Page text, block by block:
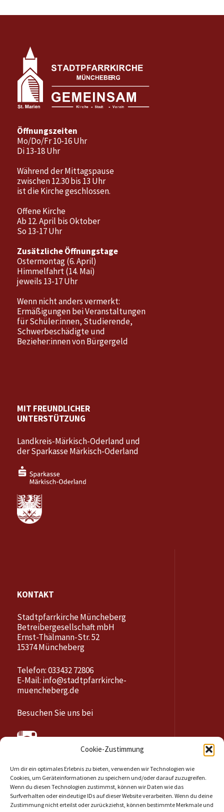
Cookie-Zustimmung
Um dir ein optimales Erlebnis zu bieten, verwenden wir Technologien wie
Cookies, um Geräteinformationen zu speichern und/oder darauf zuzugreifen.
Wenn du diesen Technologien zustimmst, können wir Daten wie das
Surfverhalten oder eindeutige IDs auf dieser Website verarbeiten. Wenn du deine
Zustimmung nicht erteilst oder zurückziehst, können bestimmte Merkmale und
Öffnungszeiten
Mo/Do/Fr 10-16 Uhr
Di 13-18 Uhr
Während der Mittagspause
zwischen 12.30 bis 13 Uhr
ist die Kirche geschlossen.
Offene Kirche
Ab 12. April bis Oktober
So 13-17 Uhr
Zusätzliche Öffnungstage
Ostermontag (6. April)
Himmelfahrt (14. Mai)
jeweils 13-17 Uhr
Wenn nicht anders vermerkt:
Ermäßigungen bei Veranstaltungen
für Schüler:innen, Studierende,
Schwerbeschädigte und
Bezieher:innen von Bürgergeld
MIT FREUNDLICHER
UNTERSTÜTZUNG
Landkreis-Märkisch-Oderland und
der Sparkasse Märkisch-Oderland
KONTAKT
Stadtpfarrkirche Müncheberg
Betreibergesellschaft mbH
Ernst-Thälmann-Str. 52
15374 Müncheberg
Telefon: 033432 72806
E-Mail: info@stadtpfarrkirche-
muencheberg.de
Besuchen Sie uns bei